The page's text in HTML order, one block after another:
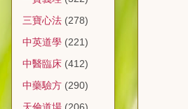
三寶心法 (278)
中英道學 (221)
中醫臨床 (412)
中藥驗方 (290)